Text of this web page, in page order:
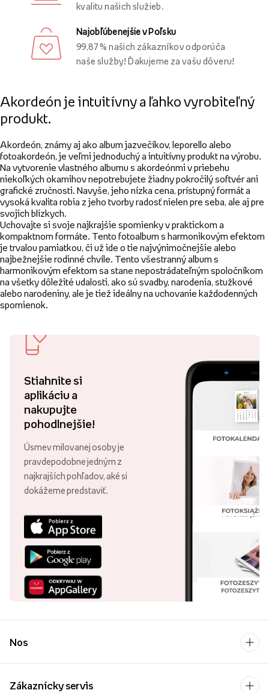
kvalitu našich služieb.
Najobľúbenejšie v Poľsku
99,87 % našich zákazníkov odporúča
naše služby! Ďakujeme za vašu dôveru!
Akordeón je intuitívny a ľahko vyrobiteľný
produkt.
Akordeón, známy aj ako album jazvečíkov, leporello alebo
fotoakordeón, je veľmi jednoduchý a intuitívny produkt na výrobu.
Na vytvorenie vlastného albumu s akordeónmi v priebehu
niekoľkých okamihov nepotrebujete žiadny pokročilý softvér ani
grafické zručnosti. Navyše, jeho nízka cena, prístupný formát a
vysoká kvalita robia z jeho tvorby radosť nielen pre seba, ale aj pre
svojich blízkych.
Uchovajte si svoje najkrajšie spomienky v praktickom a
kompaktnom formáte. Tento fotoalbum s harmonikovým efektom
je trvalou pamiatkou, či už ide o tie najvýnimočnejšie alebo
najbežnejšie rodinné chvíle. Tento všestranný album s
harmonikovým efektom sa stane nepostrádateľným spoločníkom
na všetky dôležité udalosti, ako sú svadby, narodenia, stužkové
alebo narodeniny, ale je tiež ideálny na uchovanie každodenných
spomienok.
Stiahnite si
aplikáciu a
nakupujte
pohodlnejšie!
Úsmev milovanej osoby je
pravdepodobne jedným z
najkrajších pohľadov, aké si
dokážeme predstaviť.
Nos
Zákaznícky servis